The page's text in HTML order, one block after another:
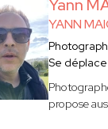
Yann
YANN
Se déplace
propose